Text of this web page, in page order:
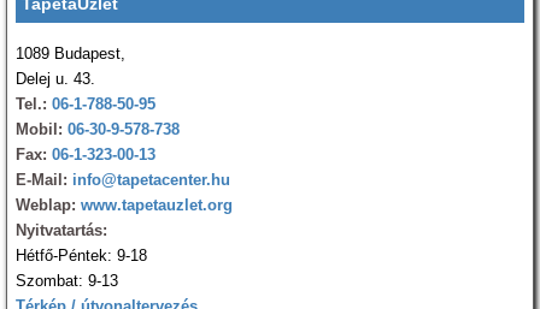
1089 Budapest,
Delej u. 43.
Tel.: 06-1-788-50-95
Mobil: 06-30-9-578-738
Fax: 06-1-323-00-13
E-Mail: info@tapetacenter.hu
Weblap: www.tapetauzlet.org
Nyitvatartás:
Hétfő-Péntek: 9-18
Szombat: 9-13